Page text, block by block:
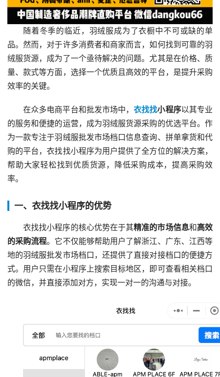
随着冬季的临近，羽绒服成为了衣橱中不可或缺的单
品。然而，对于许多消费者和商家而言，如何找到可靠的羽
绒服货源，成为了一个亟待解决的问题。尤其是在价格、质
量、款式等方面，选择一个优质且高效的平台，是提升采购
效率的关键。
在众多电商平台和批发市场中，衣找找小程序以其专业
的服务和便捷的运营，成为羽绒服货源采购的优选平台。作
为一款专注于羽绒服批发市场档口信息查询、拼单拿货和代
购的平台，衣找找小程序为用户提供了全方位的解决方案，
帮助大家轻松找到优质货源，降低采购成本，提高采购效
率。
一、衣找找小程序的优势
衣找找小程序的核心优势在于其精准的市场信息和高效
的采购流程。它不仅能够帮助用户了解浙江、广东、江西等
地的羽绒服批发市场档口，还提供了直接对接档口的便捷方
式。用户只需在小程序上搜索目标地区，即可查看相关档口
的微信，并直接添加对方，实现一对一的沟通与对接。